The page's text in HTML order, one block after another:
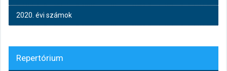
2020. évi számok
Repertórium